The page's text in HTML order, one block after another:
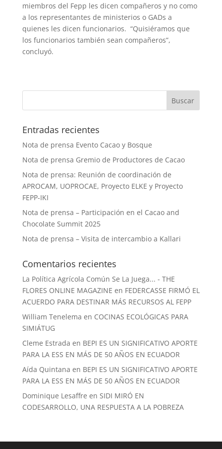
miembros del Fepp les dicen compañeros y no como
a los representantes de ministerios o GADs a
quienes les dicen funcionarios. “Quisiéramos que
los funcionarios también sean compañeros”,
concluyó.
Entradas recientes
Nota de prensa Evento Cacao y Bosque
Nota de prensa Gremio de Productores de Cacao
Nota de prensa: Reunión de coordinación de
APROCAM, UOPROCAE, Proyecto ELKE y Proyecto
FEPP-IKI
Nota de prensa – Participación en el Cacao and
Chocolate Summit 2025
Nota de prensa – Visita de intercambio a Kallari
Comentarios recientes
La Política Agrícola Común Se La Juega... - THE
FLORES ONLINE MAGAZINE en FEDERCASSE FIRMÓ EL
ACUERDO PARA DESTINAR MÁS RECURSOS AL FEPP
William Tenelema en COCINAS ECOLÓGICAS PARA
SIMIÁTUG
Cleme Estrada en BEPI ES UN SIGNIFICATIVO APORTE
PARA LA ESS EN MÁS DE 50 AÑOS EN ECUADOR
Aída Quintana en BEPI ES UN SIGNIFICATIVO APORTE
PARA LA ESS EN MÁS DE 50 AÑOS EN ECUADOR
Dominique Lesaffre en SIDI MIRÓ EN
CODESARROLLO, UNA RESPUESTA A LA POBREZA